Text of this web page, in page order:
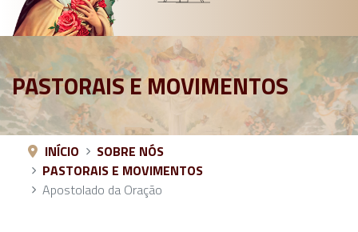
PASTORAIS E MOVIMENTOS
INÍCIO
SOBRE NÓS
PASTORAIS E MOVIMENTOS
Apostolado da Oração